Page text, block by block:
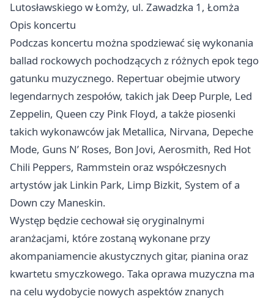
Lutosławskiego w Łomży, ul. Zawadzka 1, Łomża
Opis koncertu
Podczas koncertu można spodziewać się wykonania
ballad rockowych pochodzących z różnych epok tego
gatunku muzycznego. Repertuar obejmie utwory
legendarnych zespołów, takich jak Deep Purple, Led
Zeppelin, Queen czy Pink Floyd, a także piosenki
takich wykonawców jak Metallica, Nirvana, Depeche
Mode, Guns N’ Roses, Bon Jovi, Aerosmith, Red Hot
Chili Peppers, Rammstein oraz współczesnych
artystów jak Linkin Park, Limp Bizkit, System of a
Down czy Maneskin.
Występ będzie cechował się oryginalnymi
aranżacjami, które zostaną wykonane przy
akompaniamencie akustycznych gitar, pianina oraz
kwartetu smyczkowego. Taka oprawa muzyczna ma
na celu wydobycie nowych aspektów znanych